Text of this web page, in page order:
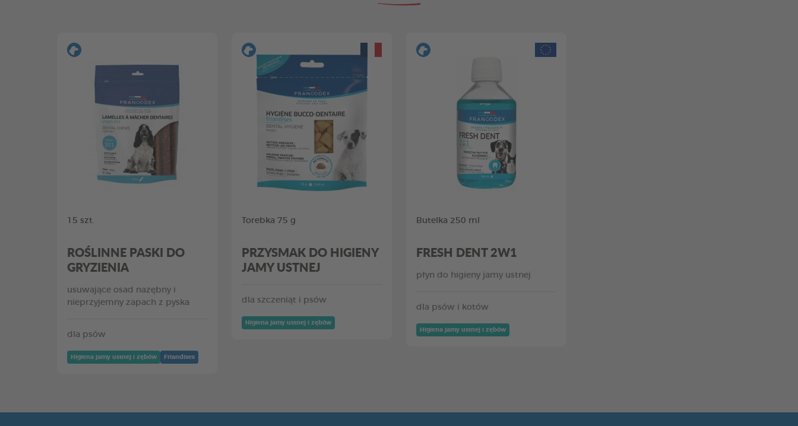
15 szt.
ROŚLINNE PASKI DO
GRYZIENIA
usuwające osad nazębny i
nieprzyjemny zapach z pyska
dla psów
Higiena jamy ustnej i zębów Friandises
Torebka 75 g
PRZYSMAK DO HIGIENY
JAMY USTNEJ
dla szczeniąt i psów
Higiena jamy ustnej i zębów
Butelka 250 ml
FRESH DENT 2W1
płyn do higieny jamy ustnej
dla psów i kotów
Higiena jamy ustnej i zębów